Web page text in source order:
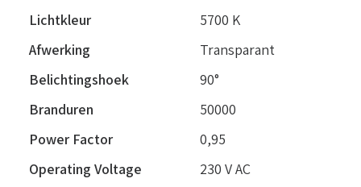
Lichtkleur
5700 K
Afwerking
Transparant
Belichtingshoek
90°
Branduren
50000
Power Factor
0,95
Operating Voltage
230 V AC